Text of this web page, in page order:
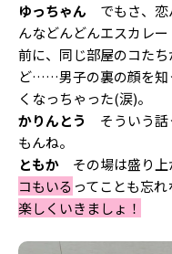
ゆっちゃん でもさ、恋
んなどんどんエスカレ
前に、同じ部屋のコたち
ど……男子の裏の顔を知
くなっちゃった(涙)。
かりんとう
そういう話
もんね。
ともか その場は盛り上
コもいる ってことも忘れ
楽しくいきましょ！